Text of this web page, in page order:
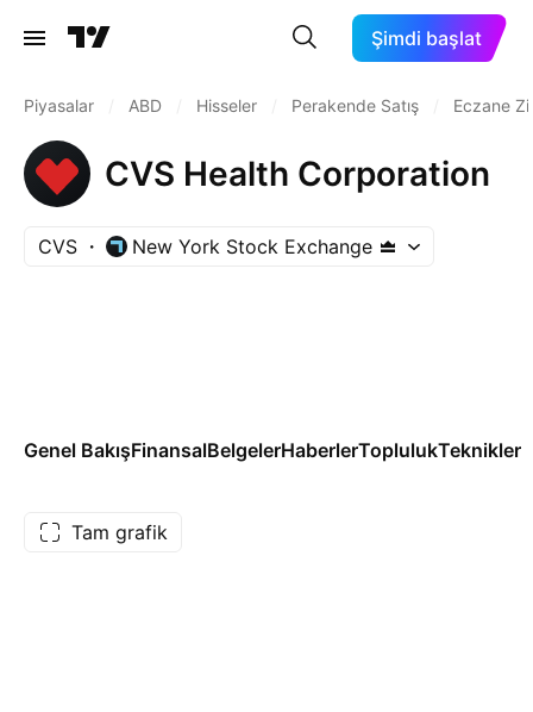
Şimdi başlat
Piyasalar ABD Hisseler Perakende Satış Eczane
CVS Health Corporation
CVS New York Stock Exchange
Genel BakışFinansalBelgelerHaberlerToplulukTeknikler
Tam grafik